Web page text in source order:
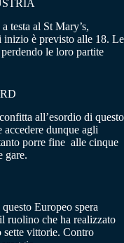
testa al St Mary’s,
inizio è previsto alle 18. Le
le loro partite
all’esordio di questo
accedere dunque agli
porre fine alle cinque
gare.
Europeo spera
ruolino che ha realizzato
sette vittorie. Contro